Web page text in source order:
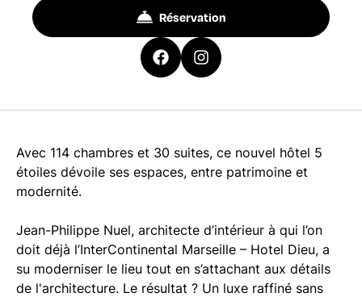
Réservation
Avec 114 chambres et 30 suites, ce nouvel hôtel 5
étoiles dévoile ses espaces, entre patrimoine et
modernité.
Jean-Philippe Nuel, architecte d’intérieur à qui l’on
doit déjà l’InterContinental Marseille – Hotel Dieu, a
su moderniser le lieu tout en s’attachant aux détails
de l'architecture. Le résultat ? Un luxe raffiné sans